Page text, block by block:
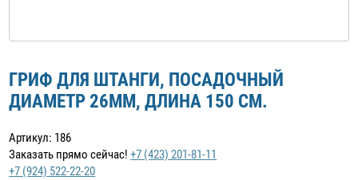
ГРИФ ДЛЯ ШТАНГИ, ПОСАДОЧНЫЙ
ДИАМЕТР 26ММ, ДЛИНА 150 СМ.
Артикул: 186
Заказать прямо сейчас! +7 (423) 201-81-11
+7 (924) 522-22-20